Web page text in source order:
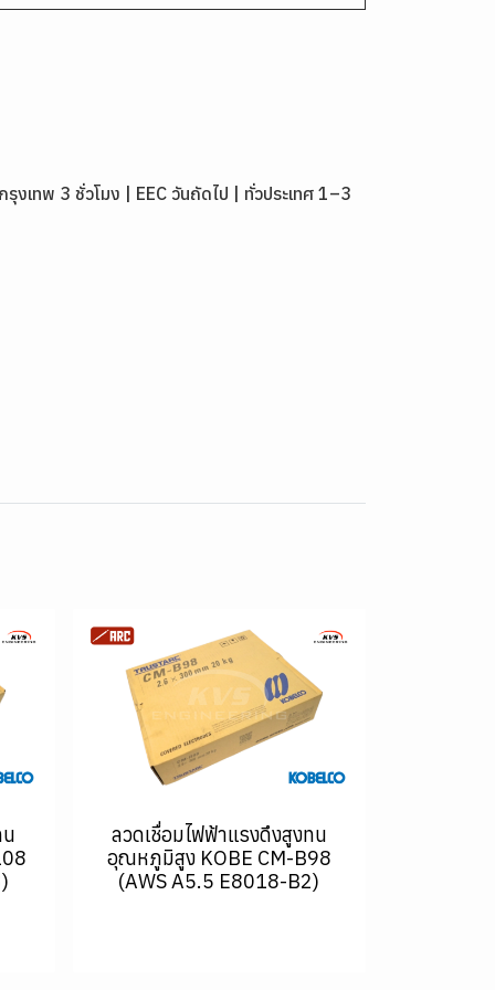
งเทพ 3 ชั่วโมง | EEC วันถัดไป | ทั่วประเทศ 1–3
ลวดเชื่อมไฟฟ้าแรงดึงสูงทน
อุณหภูมิสูง KOBE CM-B98
(AWS A5.5 E8018-B2)